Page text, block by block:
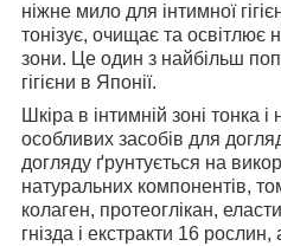
ніжне мило для інтимної
тонізує, очищає та освітлює
зони. Це один з найбільш
гігієни в Японії.
Шкіра в інтимній зоні тонка
особливих засобів для
догляду ґрунтується на
натуральних компонентів,
колаген, протеоглікан,
гнізда і екстракти 16 рослин,